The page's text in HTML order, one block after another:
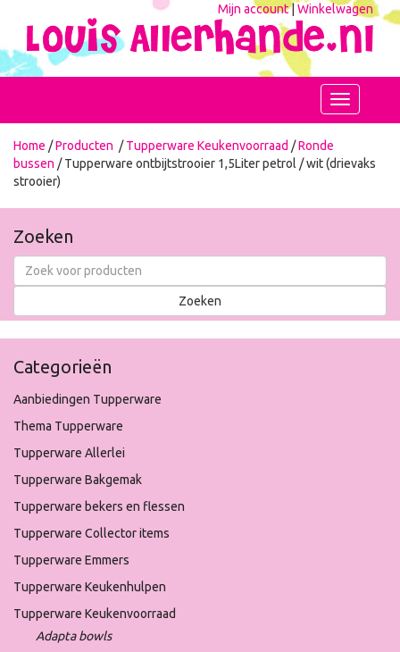
Mijn account|Winkelwagen
Toggle
navigation
Home /Producten /Tupperware Keukenvoorraad /Ronde
bussen / Tupperware ontbijtstrooier 1,5Liter petrol / wit (drievaks
strooier)
Zoeken
Categorieën
Aanbiedingen Tupperware
Thema Tupperware
Tupperware Allerlei
Tupperware Bakgemak
Tupperware bekers en flessen
Tupperware Collector items
Tupperware Emmers
Tupperware Keukenhulpen
Tupperware Keukenvoorraad
Adapta bowls